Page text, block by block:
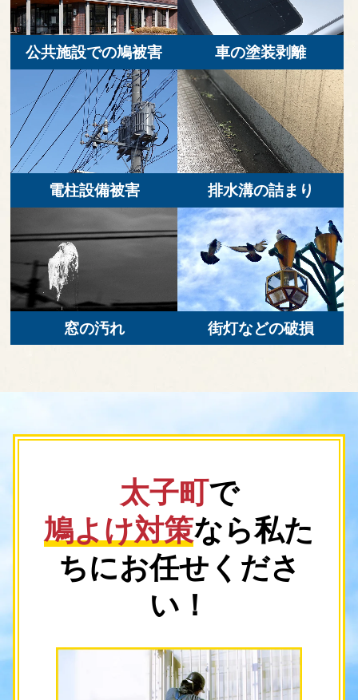
車の塗装剥離
公共施設での鳩被害
排水溝の詰まり
電柱設備被害
街灯などの破損
窓の汚れ
太子町で
鳩よけ対策なら私た
ちにお任せくださ
い！